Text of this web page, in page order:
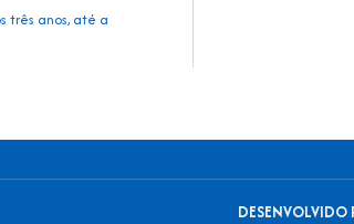
três anos, até a
DESENVOLVIDO